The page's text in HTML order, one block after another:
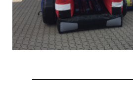
Jahreskonzert 2019
Benefizkonzert 2021
Oktoberfestkonzert 2022